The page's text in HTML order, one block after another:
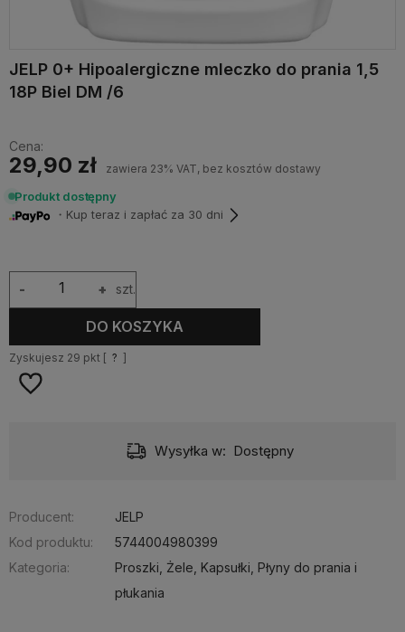
JELP 0+ Hipoalergiczne mleczko do prania 1,5
18P Biel DM /6
Cena:
29,90 zł zawiera 23% VAT, bez kosztów dostawy
Produkt dostępny
・Kup teraz i zapłać za 30 dni
+
- szt.
DO KOSZYKA
Zyskujesz 29 pkt [ ? ]
Wysyłka w: Dostępny
Producent:
JELP
Kod produktu:
5744004980399
Kategoria:
Proszki, Żele, Kapsułki, Płyny do prania i
płukania